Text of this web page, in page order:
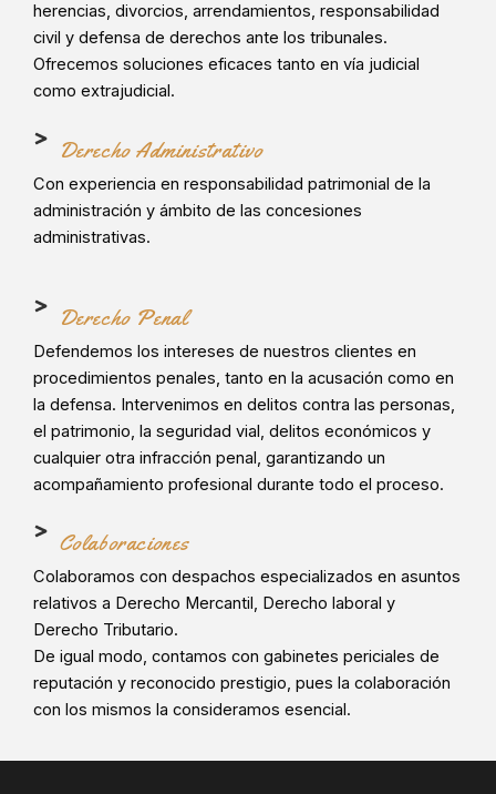
herencias, divorcios, arrendamientos, responsabilidad
civil y defensa de derechos ante los tribunales.
Ofrecemos soluciones eficaces tanto en vía judicial
como extrajudicial.
Derecho Administrativo
Con experiencia en responsabilidad patrimonial de la
administración y ámbito de las concesiones
administrativas.
Derecho Penal
Defendemos los intereses de nuestros clientes en
procedimientos penales, tanto en la acusación como en
la defensa. Intervenimos en delitos contra las personas,
el patrimonio, la seguridad vial, delitos económicos y
cualquier otra infracción penal, garantizando un
acompañamiento profesional durante todo el proceso.
Colaboraciones
Colaboramos con despachos especializados en asuntos
relativos a Derecho Mercantil, Derecho laboral y
Derecho Tributario.
De igual modo, contamos con gabinetes periciales de
reputación y reconocido prestigio, pues la colaboración
con los mismos la consideramos esencial.